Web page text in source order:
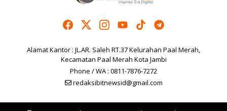
Alamat Kantor : JL.AR. Saleh RT.37 Kelurahan Paal Merah,
Kecamatan Paal Merah Kota Jambi
Phone / WA : 0811-7876-7272
redaksibitnewsid@gmail.com